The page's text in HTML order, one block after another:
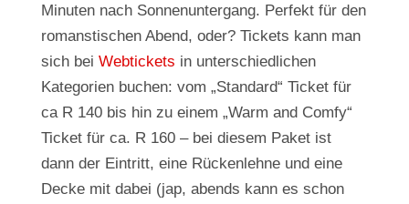
Minuten nach Sonnenuntergang. Perfekt für den
romanstischen Abend, oder? Tickets kann man
sich bei Webtickets in unterschiedlichen
Kategorien buchen: vom „Standard“ Ticket für
ca R 140 bis hin zu einem „Warm and Comfy“
Ticket für ca. R 160 – bei diesem Paket ist
dann der Eintritt, eine Rückenlehne und eine
Decke mit dabei (jap, abends kann es schon